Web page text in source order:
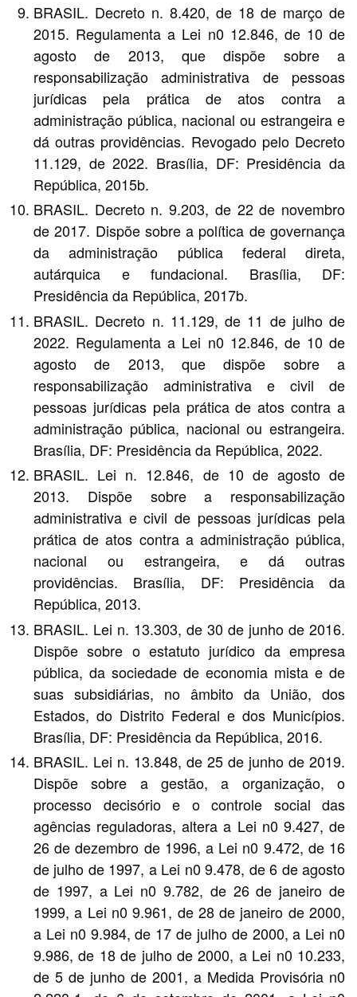
BRASIL. Decreto n. 8.420, de 18 de março de
2015. Regulamenta a Lei n0 12.846, de 10 de
agosto de 2013, que dispõe sobre a
responsabilização administrativa de pessoas
jurídicas pela prática de atos contra a
administração pública, nacional ou estrangeira e
dá outras providências. Revogado pelo Decreto
11.129, de 2022. Brasília, DF: Presidência da
República, 2015b.
BRASIL. Decreto n. 9.203, de 22 de novembro
de 2017. Dispõe sobre a política de governança
da administração pública federal direta,
autárquica e fundacional. Brasília, DF:
Presidência da República, 2017b.
BRASIL. Decreto n. 11.129, de 11 de julho de
2022. Regulamenta a Lei n0 12.846, de 10 de
agosto de 2013, que dispõe sobre a
responsabilização administrativa e civil de
pessoas jurídicas pela prática de atos contra a
administração pública, nacional ou estrangeira.
Brasília, DF: Presidência da República, 2022.
BRASIL. Lei n. 12.846, de 10 de agosto de
2013. Dispõe sobre a responsabilização
administrativa e civil de pessoas jurídicas pela
prática de atos contra a administração pública,
nacional ou estrangeira, e dá outras
providências. Brasília, DF: Presidência da
República, 2013.
BRASIL. Lei n. 13.303, de 30 de junho de 2016.
Dispõe sobre o estatuto jurídico da empresa
pública, da sociedade de economia mista e de
suas subsidiárias, no âmbito da União, dos
Estados, do Distrito Federal e dos Municípios.
Brasília, DF: Presidência da República, 2016.
BRASIL. Lei n. 13.848, de 25 de junho de 2019.
Dispõe sobre a gestão, a organização, o
processo decisório e o controle social das
agências reguladoras, altera a Lei n0 9.427, de
26 de dezembro de 1996, a Lei n0 9.472, de 16
de julho de 1997, a Lei n0 9.478, de 6 de agosto
de 1997, a Lei n0 9.782, de 26 de janeiro de
1999, a Lei n0 9.961, de 28 de janeiro de 2000,
a Lei n0 9.984, de 17 de julho de 2000, a Lei n0
9.986, de 18 de julho de 2000, a Lei n0 10.233,
de 5 de junho de 2001, a Medida Provisória n0